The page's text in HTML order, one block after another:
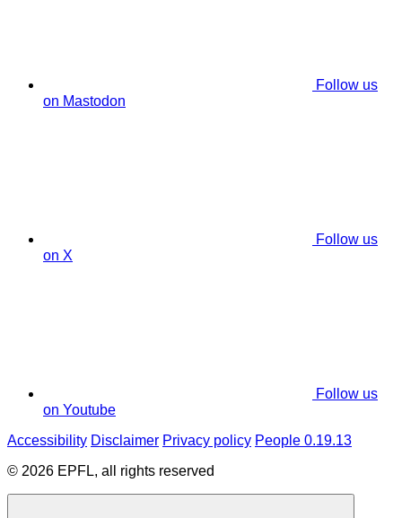
Follow us
on Mastodon
Follow us
on X
Follow us
on Youtube
Accessibility Disclaimer Privacy policy People 0.19.13
© 2026 EPFL, all rights reserved